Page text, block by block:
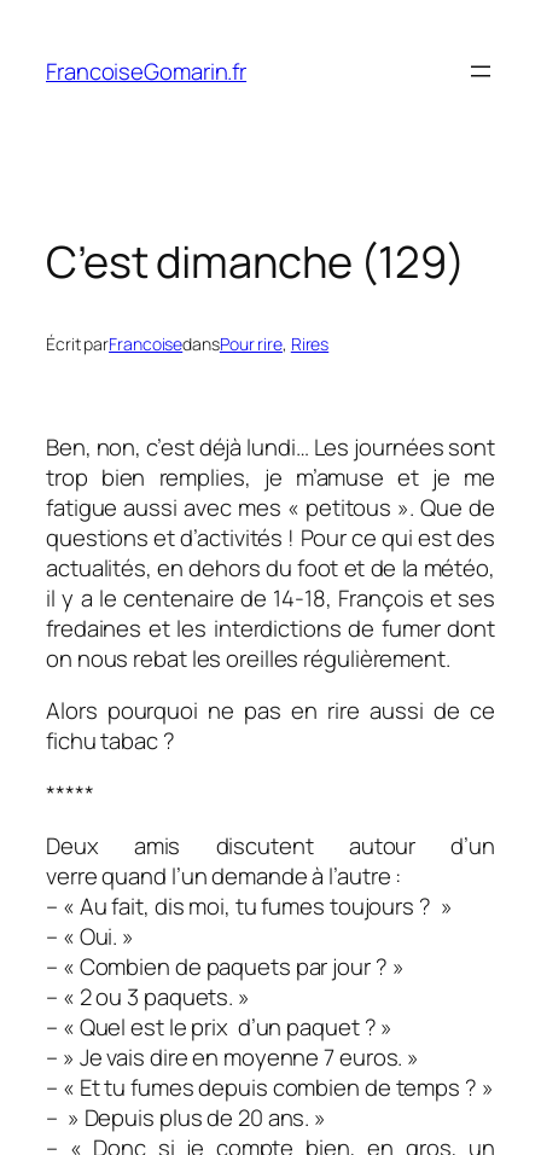
contenu
FrancoiseGomarin.fr
C’est dimanche (129)
Écrit parFrancoisedansPour rire, Rires
Ben, non, c’est déjà lundi… Les journées sont
trop bien remplies, je m’amuse et je me
fatigue aussi avec mes « petitous ». Que de
questions et d’activités ! Pour ce qui est des
actualités, en dehors du foot et de la météo,
il y a le centenaire de 14-18, François et ses
fredaines et les interdictions de fumer dont
on nous rebat les oreilles régulièrement.
Alors pourquoi ne pas en rire aussi de ce
fichu tabac ?
*****
Deux amis discutent autour d’un
verre quand l’un demande à l’autre :
– « Au fait, dis moi, tu fumes toujours ? »
– « Oui. »
– « Combien de paquets par jour ? »
– « 2 ou 3 paquets. »
– « Quel est le prix d’un paquet ? »
– » Je vais dire en moyenne 7 euros. »
– « Et tu fumes depuis combien de temps ? »
– » Depuis plus de 20 ans. »
– « Donc si je compte bien, en gros, un